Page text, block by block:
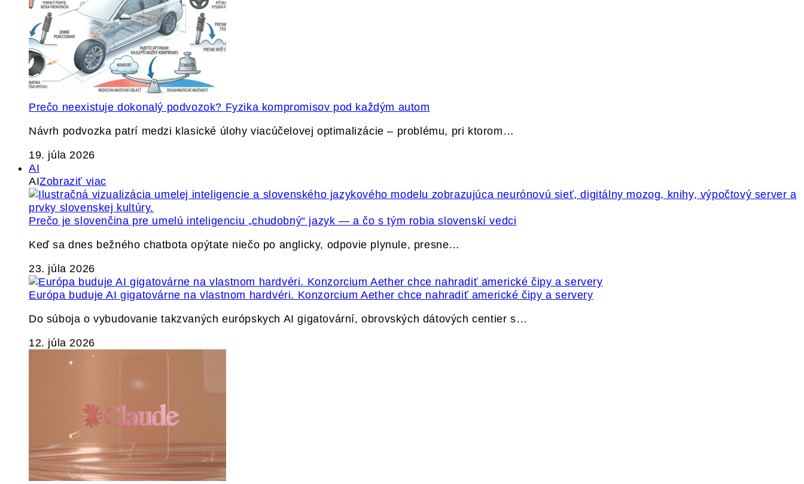
Prečo neexistuje dokonalý podvozok? Fyzika kompromisov pod každým autom
Návrh podvozka patrí medzi klasické úlohy viacúčelovej optimalizácie – problému, pri ktorom…
19. júla 2026
AI
AIZobraziť viac
Prečo je slovenčina pre umelú inteligenciu „chudobný“ jazyk — a čo s tým robia slovenskí vedci
Keď sa dnes bežného chatbota opýtate niečo po anglicky, odpovie plynule, presne…
23. júla 2026
Európa buduje AI gigatovárne na vlastnom hardvéri. Konzorcium Aether chce nahradiť americké čipy a servery
Do súboja o vybudovanie takzvaných európskych AI gigatovární, obrovských dátových centier s…
12. júla 2026